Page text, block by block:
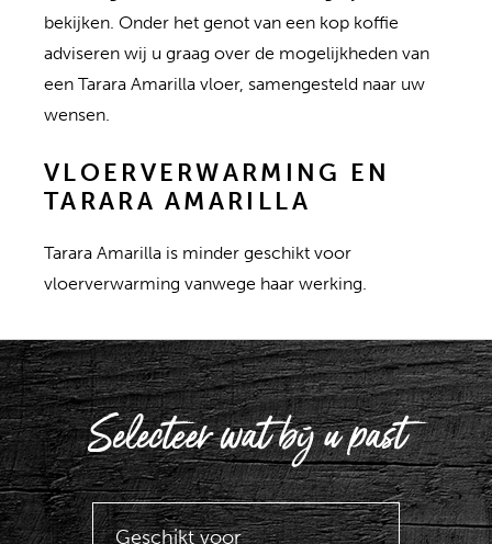
bekijken. Onder het genot van een kop koffie
adviseren wij u graag over de mogelijkheden van
een Tarara Amarilla vloer, samengesteld naar uw
wensen.
VLOERVERWARMING EN
TARARA AMARILLA
Tarara Amarilla is minder geschikt voor
vloerverwarming vanwege haar werking.
Selecteer wat bij u past
Geschikt voor